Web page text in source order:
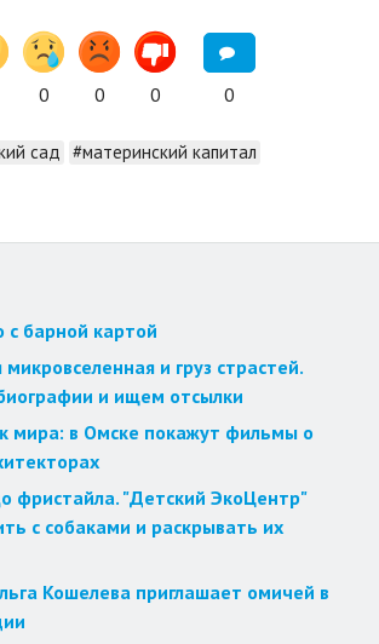
0 0 0 0
сад #материнский капитал
с барной картой
микровселенная и груз страстей.
и ищем отсылки
мира: в Омске покажут фильмы о
фристайла. "Детский ЭкоЦентр"
с собаками и раскрывать их
Кошелева приглашает омичей в